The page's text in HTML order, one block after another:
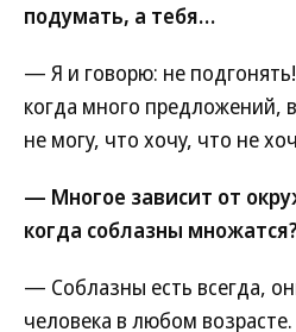
подумать, а тебя…
— Я и говорю: не
когда много предложений,
не могу, что хочу, что не
— Многое зависит от
когда соблазны
— Соблазны есть всегда,
человека в любом